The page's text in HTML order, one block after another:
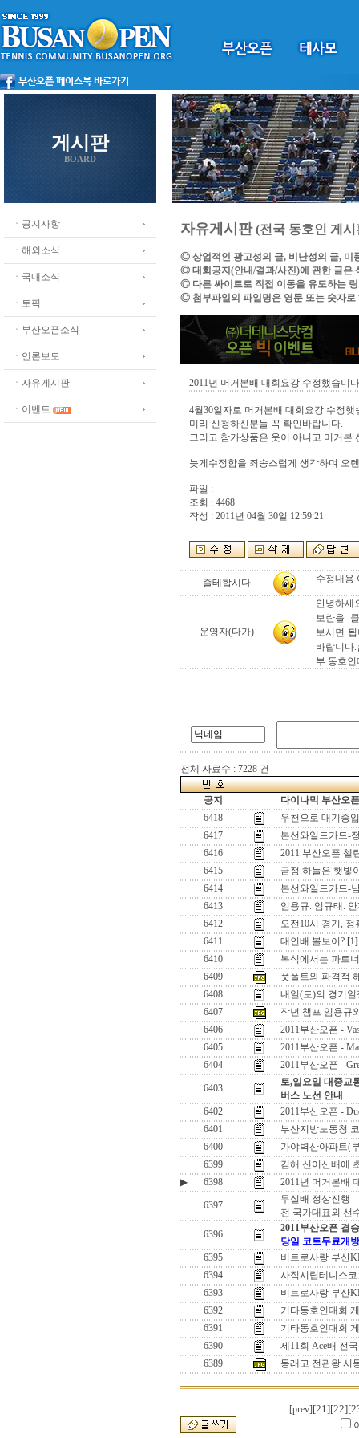
게시판
BOARD
ㆍ공지사항
ㆍ해외소식
ㆍ국내소식
ㆍ토픽
ㆍ부산오픈소식
ㆍ언론보도
ㆍ자유게시판
ㆍ이벤트
자유게시판(전국 동호인 게시
◎ 상업적인 광고성의 글, 비난성의 글, 미
◎ 대회공지(안내/결과/사진)에 관한 글은
◎ 다른 싸이트로 직접 이동을 유도하는
◎ 첨부파일의 파일명은 영문 또는 숫자로
2011년 머거본배 대회요강 수정했습니
4월30일자로 머거본배 대회요강 수정햇
미리 신청하신분들 꼭 확인바랍니다.
그리고 참가상품은 옷이 아니고 머거본
늦게수정함을 죄송스럽게 생각하며 오
파일 :
조회 : 4468
작성 : 2011년 04월 30일 12:59:21
즐테합시다 수정내용
운영자(다가)
안녕하세
보란을
보시면
바랍니다
부 동호
전체 자료수 : 7228 건
공지
다이나믹 부산오
6418
우천으로 대기중
6417
본선와일드카드-
6416
2011.부산오픈 첼
6415
금정 하늘은 햇빛
6414
본선와일드카드-
6413
임용규. 임규태.
6412
오전10시 경기,
6411
대인배 볼보이? [1]
6410
복식에서는 파트
6409
풋폴트와 파격적
6408
내일(토)의 경기일
6407
작년 챔프 임용규
6406
2011부산오픈 -
6405
2011부산오픈 -
6404
2011부산오픈 -
6403
토,일요일 대중교
버스 노선 안내
6402
2011부산오픈 -
6401
부산지방노동청
6400
가야벽산아파트(
6399
김해 신어산배에
▶
6398 2011년 머거본배
6397
두실배 정상진행
전 국가대표외 선
6396
2011부산오픈 결
당일 코트무료개
6395
비트로사랑 부산
6394
사직시립테니스
6393
비트로사랑 부산
6392
기타동호인대회
6391
기타동호인대회
6390
제11회 Ace배 전
6389
동래고 전관왕 시
[prev] [21][22]